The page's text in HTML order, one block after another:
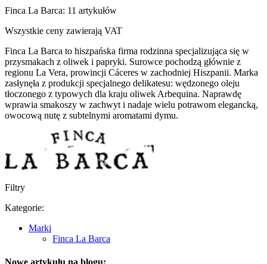
Finca La Barca: 11 artykułów
Wszystkie ceny zawierają VAT
Finca La Barca to hiszpańska firma rodzinna specjalizująca się w
przysmakach z oliwek i papryki. Surowce pochodzą głównie z
regionu La Vera, prowincji Cáceres w zachodniej Hiszpanii. Marka
zasłynęła z produkcji specjalnego delikatesu: wędzonego oleju
tłoczonego z typowych dla kraju oliwek Arbequina. Naprawdę
wprawia smakoszy w zachwyt i nadaje wielu potrawom elegancką,
owocową nutę z subtelnymi aromatami dymu.
Filtry
Kategorie:
Marki
Finca La Barca